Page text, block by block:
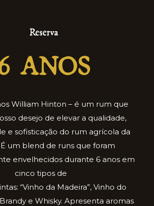
Reserva
ANOS
William Hinton – é um rum que
desejo de elevar a qualidade,
e sofisticação do rum agrícola da
É um blend de runs que foram
envelhecidos durante 6 anos em
cinco tipos de
“Vinho da Madeira”, Vinho do
e Whisky. Apresenta aromas